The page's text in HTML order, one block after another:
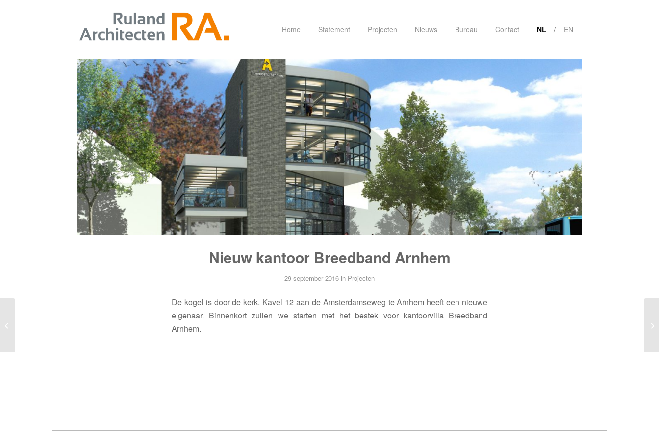
Home Statement Projecten Nieuws Bureau Contact NL EN
Nieuw kantoor Breedband Arnhem
29 september 2016 in Projecten
De kogel is door de kerk. Kavel 12 aan de Amsterdamseweg te Arnhem heeft een nieuwe
eigenaar. Binnenkort zullen we starten met het bestek voor kantoorvilla Breedband
Arnhem.